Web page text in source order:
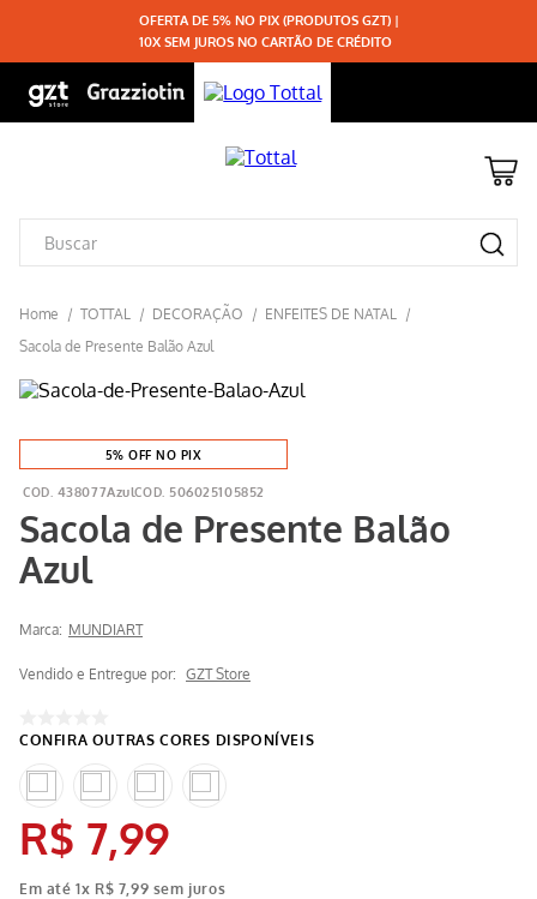
OFERTA DE 5% NO PIX (PRODUTOS GZT) |
10X SEM JUROS NO CARTÃO DE CRÉDITO
TOTTAL DECORAÇÃO
ENFEITES DE NATAL
Sacola de Presente Balão Azul
5% OFF NO PIX
438077Azul 506025105852
Sacola de Presente Balão
Azul
Marca: MUNDIART
Vendido e Entregue por: GZT Store
R$ 7,99
Em até1x R$ 7 ,99 sem juros